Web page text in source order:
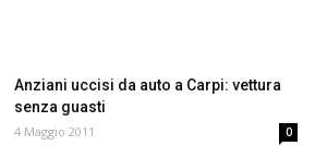
Anziani uccisi da auto a Carpi: vettura
senza guasti
4 Maggio 2011 0